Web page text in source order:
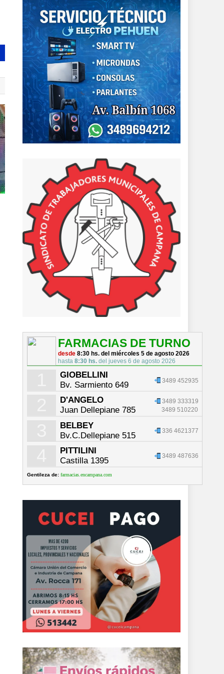
FARMACIAS DE TURNO
desde 8:30 hs. del miércoles 5 de agosto 2026
hasta 8:30 hs.del jueves 6 de agosto 2026
GIOBELLINI
Bv. Sarmiento 649
3489 452935
D'ANGELO
Juan Dellepiane 785
3489 333319
3489 510220
BELBEY
Bv.C.Dellepiane 515
336 4621377
PITTILINI
Castilla 1395
3489 487636
Gentileza de: farmacias.encampana.com